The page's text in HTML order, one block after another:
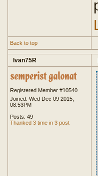
Back to top
Ivan75R
Registered Member #10540
Joined: Wed Dec 09 2015,
08:53PM
Posts: 49
Thanked 3 time in 3 post